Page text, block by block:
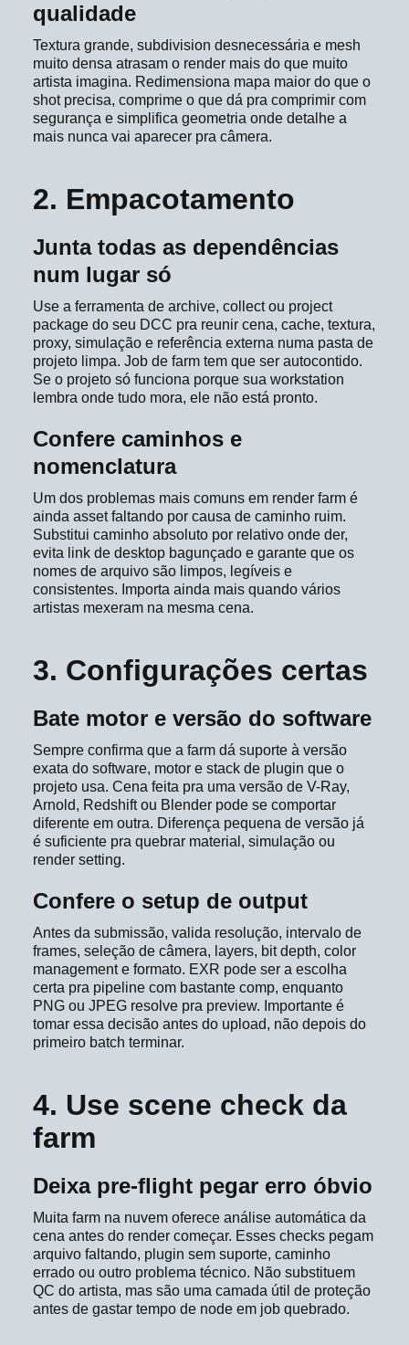
qualidade
Textura grande, subdivision desnecessária e mesh
muito densa atrasam o render mais do que muito
artista imagina. Redimensiona mapa maior do que o
shot precisa, comprime o que dá pra comprimir com
segurança e simplifica geometria onde detalhe a
mais nunca vai aparecer pra câmera.
2. Empacotamento
Junta todas as dependências
num lugar só
Use a ferramenta de archive, collect ou project
package do seu DCC pra reunir cena, cache, textura,
proxy, simulação e referência externa numa pasta de
projeto limpa. Job de farm tem que ser autocontido.
Se o projeto só funciona porque sua workstation
lembra onde tudo mora, ele não está pronto.
Confere caminhos e
nomenclatura
Um dos problemas mais comuns em render farm é
ainda asset faltando por causa de caminho ruim.
Substitui caminho absoluto por relativo onde der,
evita link de desktop bagunçado e garante que os
nomes de arquivo são limpos, legíveis e
consistentes. Importa ainda mais quando vários
artistas mexeram na mesma cena.
3. Configurações certas
Bate motor e versão do software
Sempre confirma que a farm dá suporte à versão
exata do software, motor e stack de plugin que o
projeto usa. Cena feita pra uma versão de V-Ray,
Arnold, Redshift ou Blender pode se comportar
diferente em outra. Diferença pequena de versão já
é suficiente pra quebrar material, simulação ou
render setting.
Confere o setup de output
Antes da submissão, valida resolução, intervalo de
frames, seleção de câmera, layers, bit depth, color
management e formato. EXR pode ser a escolha
certa pra pipeline com bastante comp, enquanto
PNG ou JPEG resolve pra preview. Importante é
tomar essa decisão antes do upload, não depois do
primeiro batch terminar.
4. Use scene check da
farm
Deixa pre-flight pegar erro óbvio
Muita farm na nuvem oferece análise automática da
cena antes do render começar. Esses checks pegam
arquivo faltando, plugin sem suporte, caminho
errado ou outro problema técnico. Não substituem
QC do artista, mas são uma camada útil de proteção
antes de gastar tempo de node em job quebrado.